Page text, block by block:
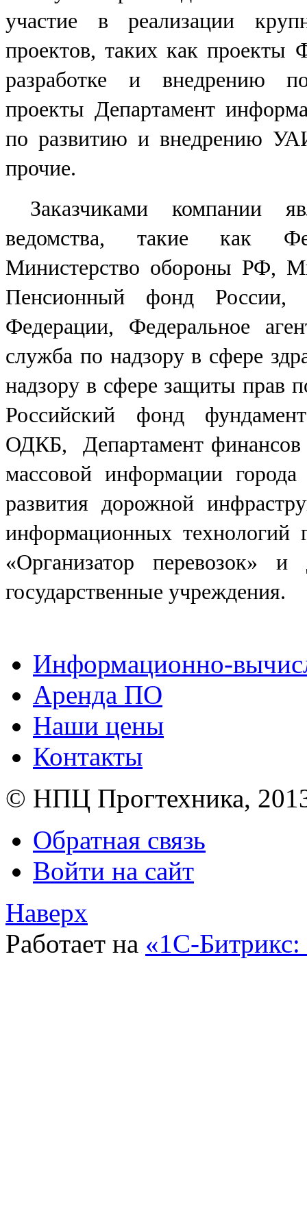
участие в реализации
проектов, таких как проекты
разработке и внедрению
проекты Департамент
по развитию и внедрению
прочие.
Заказчиками компании
ведомства, такие как
Министерство обороны РФ,
Пенсионный фонд России,
Федерации, Федеральное
служба по надзору в сфере
надзору в сфере защиты прав
Российский фонд
ОДКБ, Департамент финансов
массовой информации
развития дорожной
информационных
«Организатор перевозок»
государственные учреждения.
Информационно-
Аренда ПО
Наши цены
Контакты
© НПЦ Прогтехника,
Обратная связь
Войти на сайт
Наверх
Работает на «1С-Битрикс: